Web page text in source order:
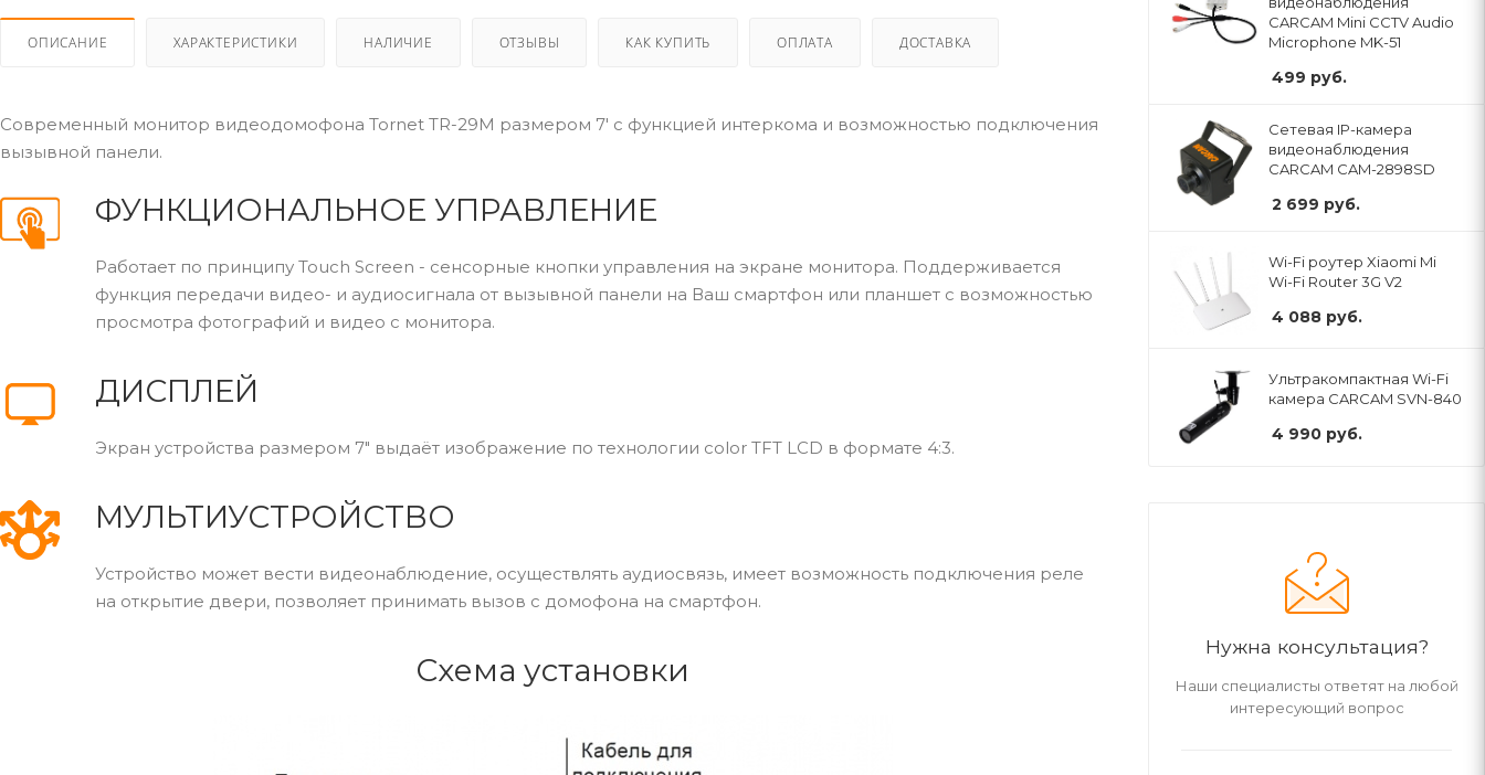
ОПИСАНИЕ ХАРАКТЕРИСТИКИ НАЛИЧИЕ ОТЗЫВЫ КАК КУПИТЬ ОПЛАТА ДОСТАВКА
Современный монитор видеодомофона Tornet TR-29M размером 7' с функцией интеркома и возможностью подключения
вызывной панели.
ФУНКЦИОНАЛЬНОЕ УПРАВЛЕНИЕ
Работает по принципу Touch Screen - сенсорные кнопки управления на экране монитора. Поддерживается
функция передачи видео- и аудиосигнала от вызывной панели на Ваш смартфон или планшет с возможностью
просмотра фотографий и видео с монитора.
ДИСПЛЕЙ
Экран устройства размером 7" выдаёт изображение по технологии color TFT LCD в формате 4:3.
МУЛЬТИУСТРОЙСТВО
Устройство может вести видеонаблюдение, осуществлять аудиосвязь, имеет возможность подключения реле
на открытие двери, позволяет принимать вызов с домофона на смартфон.
Схема установки
CARCAM Mini CCTV Audio
Microphone MK-51
499 руб.
Сетевая IP-камера
видеонаблюдения
CARCAM CAM-2898SD
2 699 руб.
Wi-Fi роутер Xiaomi Mi
Wi-Fi Router 3G V2
4 088 руб.
Ультракомпактная Wi-Fi
камера CARCAM SVN-840
4 990 руб.
Нужна консультация?
Наши специалисты ответят на любой
интересующий вопрос